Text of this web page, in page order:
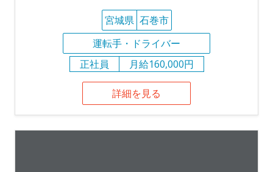
宮城県 石巻市
運転手・ドライバー
正社員
月給160,000円
詳細を見る